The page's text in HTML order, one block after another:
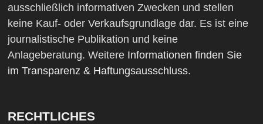
ausschließlich informativen Zwecken und stellen
keine Kauf- oder Verkaufsgrundlage dar. Es ist eine
journalistische Publikation und keine
Anlageberatung. Weitere Informationen finden Sie
im Transparenz & Haftungsausschluss.
RECHTLICHES